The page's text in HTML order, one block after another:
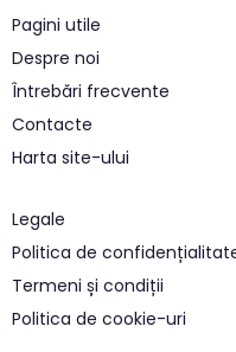
Pagini utile
Despre noi
Întrebări frecvente
Contacte
Harta site-ului
Legale
Politica de
Termeni și condiții
Politica de cookie-uri